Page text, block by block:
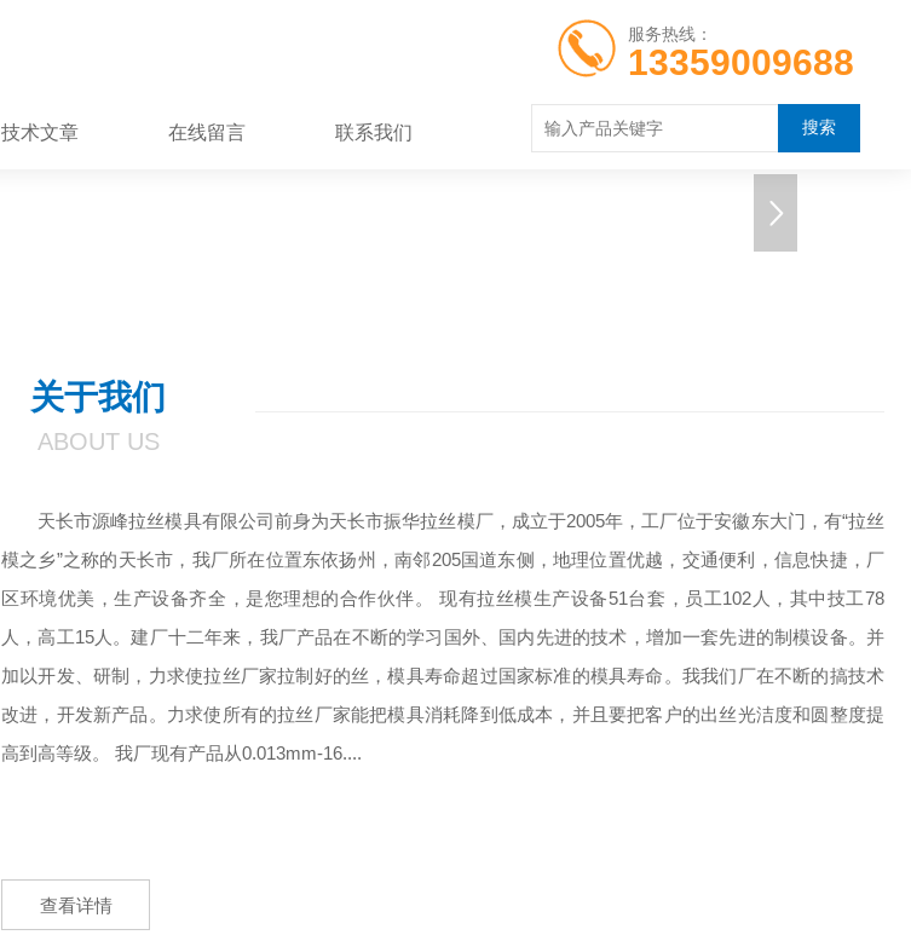
服务热线：
13359009688
技术文章 在线留言 联系我们
关于我们
ABOUT US
天长市源峰拉丝模具有限公司前身为天长市振华拉丝模厂，成立于2005年，工厂位于安徽东大门，有“拉丝
模之乡”之称的天长市，我厂所在位置东依扬州，南邻205国道东侧，地理位置优越，交通便利，信息快捷，厂
区环境优美，生产设备齐全，是您理想的合作伙伴。 现有拉丝模生产设备51台套，员工102人，其中技工78
人，高工15人。建厂十二年来，我厂产品在不断的学习国外、国内先进的技术，增加一套先进的制模设备。并
加以开发、研制，力求使拉丝厂家拉制好的丝，模具寿命超过国家标准的模具寿命。我我们厂在不断的搞技术
改进，开发新产品。力求使所有的拉丝厂家能把模具消耗降到低成本，并且要把客户的出丝光洁度和圆整度提
高到高等级。 我厂现有产品从0.013mm-16....
查看详情